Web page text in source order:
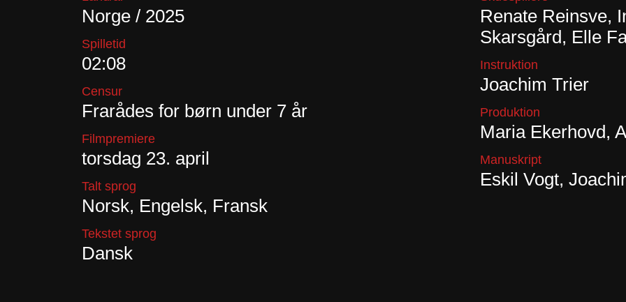
Norge / 2025
Spilletid
02:08
Censur
Frarådes for børn under 7 år
Filmpremiere
torsdag 23. april
Talt sprog
Norsk, Engelsk, Fransk
Tekstet sprog
Dansk
Renate Reinsve,
Skarsgård, Elle
Instruktion
Joachim Trier
Produktion
Maria Ekerhovd,
Manuskript
Eskil Vogt,